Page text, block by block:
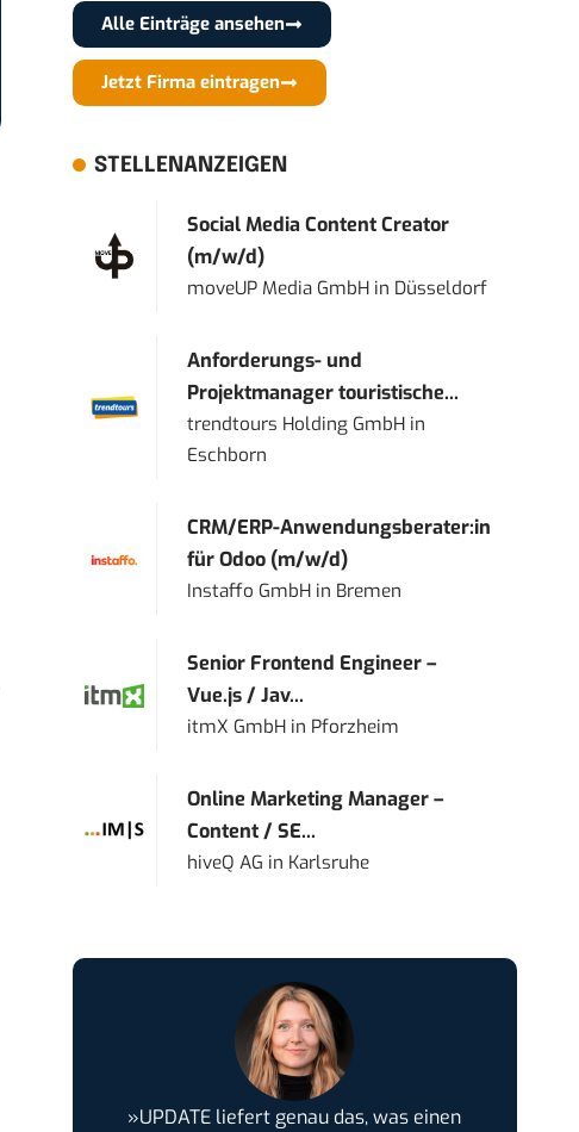
Alle Einträge ansehen
Jetzt Firma eintragen
STELLENANZEIGEN
Social Media Content Creator
(m/w/d)
moveUP Media GmbH in Düsseldorf
Anforderungs- und
Projektmanager touristische...
trendtours Holding GmbH in
Eschborn
CRM/ERP-Anwendungsberater:in
für Odoo (m/w/d)
Instaffo GmbH in Bremen
Senior Frontend Engineer –
Vue.js / Jav...
itmX GmbH in Pforzheim
Online Marketing Manager –
Content / SE...
hiveQ AG in Karlsruhe
»UPDATE liefert genau das, was einen